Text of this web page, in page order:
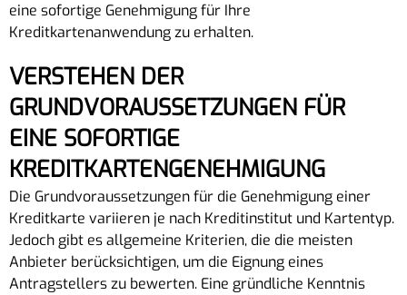
eine sofortige Genehmigung für Ihre
Kreditkartenanwendung zu erhalten.
VERSTEHEN DER
GRUNDVORAUSSETZUNGEN FÜR
EINE SOFORTIGE
KREDITKARTENGENEHMIGUNG
Die Grundvoraussetzungen für die Genehmigung einer
Kreditkarte variieren je nach Kreditinstitut und Kartentyp.
Jedoch gibt es allgemeine Kriterien, die die meisten
Anbieter berücksichtigen, um die Eignung eines
Antragstellers zu bewerten. Eine gründliche Kenntnis